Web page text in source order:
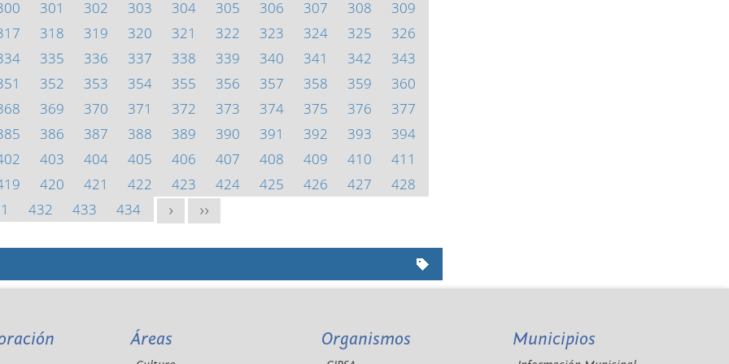
301 302 303 304 305 306 307 308
309
318 319 320 321 322 323 324 325
326
335 336 337 338 339 340 341 342
343
352 353 354 355 356 357 358 359
360
369 370 371 372 373 374 375 376
377
386 387 388 389 390 391 392 393
394
403 404 405 406 407 408 409 410
411
420 421 422 423 424 425 426 427
428
432 433 434 > >>
Áreas Organismos Municipios